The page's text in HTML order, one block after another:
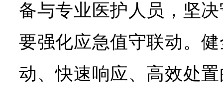
备与专业医护人员，坚
要强化应急值守联动。
动、快速响应、高效处